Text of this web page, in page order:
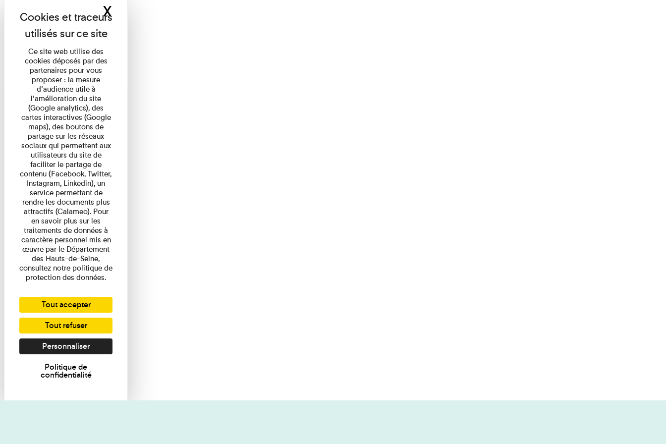
Ce site web utilise des
cookies déposés par des
partenaires pour vous
proposer : la mesure
d’audience utile à
l’amélioration du site
(Google analytics), des
cartes interactives (Google
maps), des boutons de
partage sur les réseaux
sociaux qui permettent aux
utilisateurs du site de
faciliter le partage de
contenu (Facebook, Twitter,
Instagram, Linkedin), un
service permettant de
rendre les documents plus
attractifs (Calameo). Pour
en savoir plus sur les
traitements de données à
caractère personnel mis en
œuvre par le Département
des Hauts-de-Seine,
consultez notre politique de
protection des données.
Tout accepter
Tout refuser
Personnaliser
Politique de
confidentialité
XMasquer le bandeau des cookies